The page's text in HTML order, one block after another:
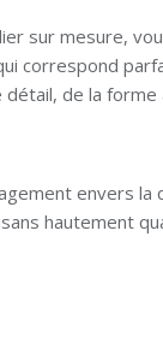
sur mesure,
correspond
détail, de la
envers la
hautement